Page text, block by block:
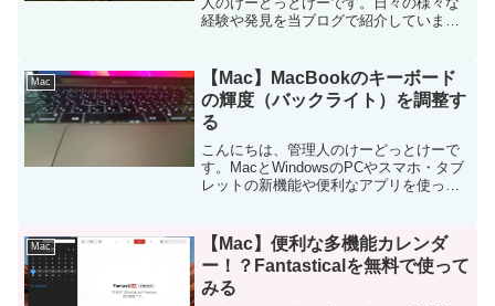
経験や発見を当ブログで紹介していま
す。今回は、今月リリースされた
「macOS Sonoma」の追加...
Mac
【Mac】MacBookのキーボード
の輝度（バックライト）を調整す
る
こんにちは、管理人のけーどっとけーで
す。MacとWindowsのPCやスマホ・タブ
レットの新機能や便利なアプリを使って
ほぼ毎日更新しています！他の記事も見
ていただけると...
Mac
【Mac】便利な多機能カレンダ
ー！？Fantasticalを無料で使って
みる